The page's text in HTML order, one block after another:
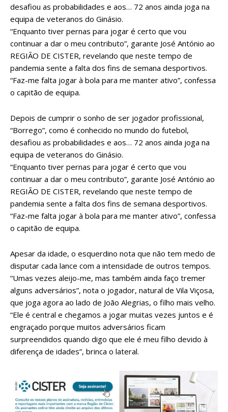
desafiou as probabilidades e aos… 72 anos ainda joga na
equipa de veteranos do Ginásio.
“Enquanto tiver pernas para jogar é certo que vou
continuar a dar o meu contributo”, garante José António ao
REGIÃO DE CISTER, revelando que neste tempo de
pandemia sente a falta dos fins de semana desportivos.
“Faz-me falta jogar à bola para me manter ativo”, confessa
o capitão de equipa.
Depois de cumprir o sonho de ser jogador profissional,
“Borrego”, como é conhecido no mundo do futebol,
desafiou as probabilidades e aos… 72 anos ainda joga na
equipa de veteranos do Ginásio.
“Enquanto tiver pernas para jogar é certo que vou
continuar a dar o meu contributo”, garante José António ao
REGIÃO DE CISTER, revelando que neste tempo de
pandemia sente a falta dos fins de semana desportivos.
“Faz-me falta jogar à bola para me manter ativo”, confessa
o capitão de equipa.
Apesar da idade, o esquerdino nota que não tem medo de
disputar cada lance com a intensidade de outros tempos.
“Umas vezes aleijo-me, mas também ainda faço tremer
alguns adversários”, nota o jogador, natural de Vila Viçosa,
que joga agora ao lado de João Alegrias, o filho mais velho.
“Ele é central e chegamos a jogar muitas vezes juntos e é
engraçado porque muitos adversários ficam
surpreendidos quando digo que ele é meu filho devido à
diferença de idades”, brinca o lateral.